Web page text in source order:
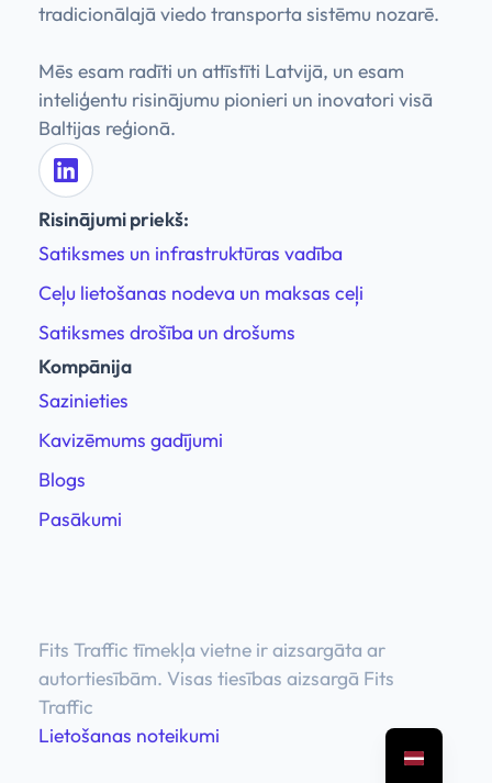
tradicionālajā viedo transporta sistēmu nozarē.
Mēs esam radīti un attīstīti Latvijā, un esam
inteliģentu risinājumu pionieri un inovatori visā
Baltijas reģionā.
Risinājumi priekš:
Satiksmes un infrastruktūras vadība
Ceļu lietošanas nodeva un maksas ceļi
Satiksmes drošība un drošums
Kompānija
Sazinieties
Kavizēmums gadījumi
Blogs
Pasākumi
Fits Traffic tīmekļa vietne ir aizsargāta ar
autortiesībām. Visas tiesības aizsargā Fits
Traffic
Lietošanas noteikumi